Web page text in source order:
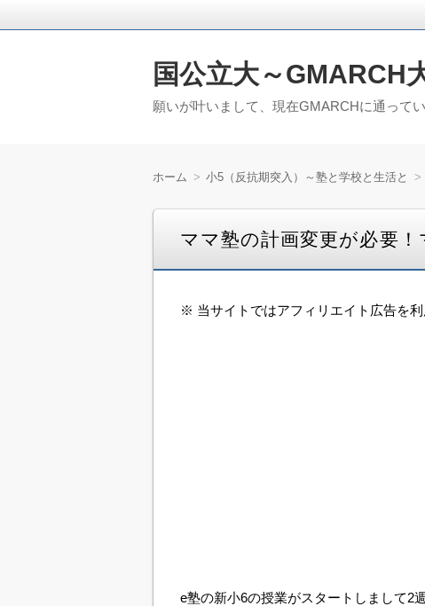
国公立大～GMARCH
願いが叶いまして、現在GMARCHに通って
ホーム 小5（反抗期突入）～塾と学校と生活と
ママ塾の計画変更が必要！
※ 当サイトではアフィリエイト広告を
e塾の新小6の授業がスタートしまして2